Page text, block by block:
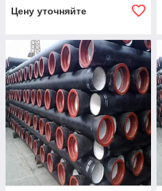
Цену уточняйте